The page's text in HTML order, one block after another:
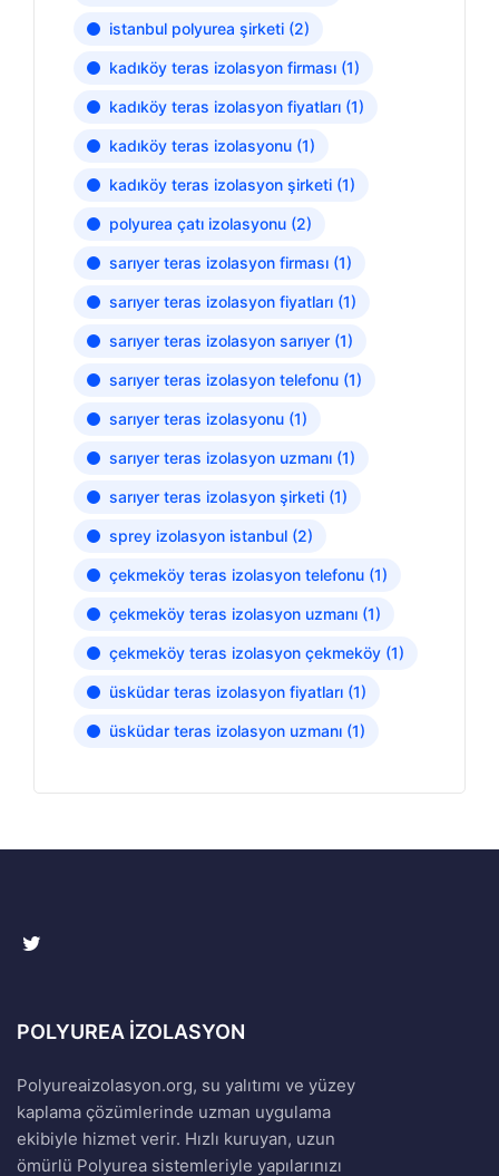
istanbul polyurea şirketi (2)
kadıköy teras izolasyon firması (1)
kadıköy teras izolasyon fiyatları (1)
kadıköy teras izolasyonu (1)
kadıköy teras izolasyon şirketi (1)
polyurea çatı izolasyonu (2)
sarıyer teras izolasyon firması (1)
sarıyer teras izolasyon fiyatları (1)
sarıyer teras izolasyon sarıyer (1)
sarıyer teras izolasyon telefonu (1)
sarıyer teras izolasyonu (1)
sarıyer teras izolasyon uzmanı (1)
sarıyer teras izolasyon şirketi (1)
sprey izolasyon istanbul (2)
çekmeköy teras izolasyon telefonu (1)
çekmeköy teras izolasyon uzmanı (1)
çekmeköy teras izolasyon çekmeköy (1)
üsküdar teras izolasyon fiyatları (1)
üsküdar teras izolasyon uzmanı (1)
POLYUREA İZOLASYON
Polyureaizolasyon.org, su yalıtımı ve yüzey
kaplama çözümlerinde uzman uygulama
ekibiyle hizmet verir. Hızlı kuruyan, uzun
ömürlü Polyurea sistemleriyle yapılarınızı